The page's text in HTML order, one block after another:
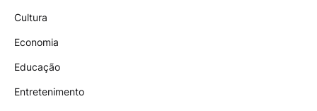
Cultura
Economia
Educação
Entretenimento